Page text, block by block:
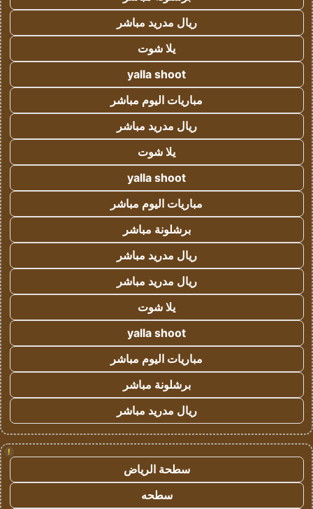
ريال مدريد مباشر
يلا شوت
yalla shoot
مباريات اليوم مباشر
ريال مدريد مباشر
يلا شوت
yalla shoot
مباريات اليوم مباشر
برشلونة مباشر
ريال مدريد مباشر
ريال مدريد مباشر
يلا شوت
yalla shoot
مباريات اليوم مباشر
برشلونة مباشر
ريال مدريد مباشر
!
سطحة الرياض
سطحه